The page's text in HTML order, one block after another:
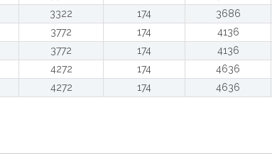
3322 174 3686
3772 174 4136
3772 174 4136
4272 174 4636
4272 174 4636